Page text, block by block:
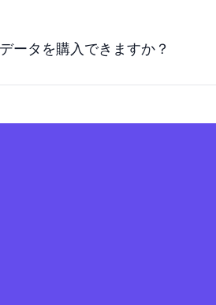
ータを購入できますか？